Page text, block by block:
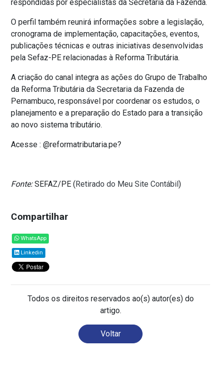
respondidas por especialistas da Secretaria da Fazenda.
O perfil também reunirá informações sobre a legislação,
cronograma de implementação, capacitações, eventos,
publicações técnicas e outras iniciativas desenvolvidas
pela Sefaz-PE relacionadas à Reforma Tributária.
A criação do canal integra as ações do Grupo de Trabalho
da Reforma Tributária da Secretaria da Fazenda de
Pernambuco, responsável por coordenar os estudos, o
planejamento e a preparação do Estado para a transição
ao novo sistema tributário.
Acesse : @reformatributaria.pe?
Fonte:SEFAZ/PE (Retirado do Meu Site Contábil)
Compartilhar
WhatsApp
Linkedin
Todos os direitos reservados ao(s) autor(es) do
artigo.
Voltar